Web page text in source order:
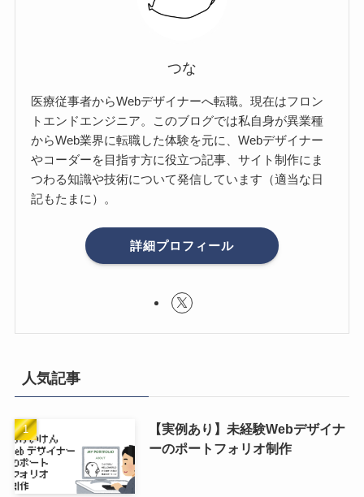
つな
医療従事者からWebデザイナーへ転職。現在はフロン
トエンドエンジニア。このブログでは私自身が異業種
からWeb業界に転職した体験を元に、Webデザイナー
やコーダーを目指す方に役立つ記事、サイト制作にま
つわる知識や技術について発信しています（適当な日
記もたまに）。
詳細プロフィール
人気記事
【実例あり】未経験Webデザイナ
ーのポートフォリオ制作